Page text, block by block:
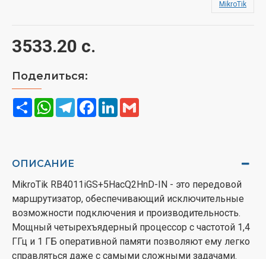
3533.20 с.
MikroTik
Поделиться:
Share WhatsAppTelegramFacebook
LinkedIn
ОПИСАНИЕ
MikroTik RB4011iGS+5HacQ2HnD-IN - это передовой
маршрутизатор, обеспечивающий исключительные
возможности подключения и производительность.
Мощный четырехъядерный процессор с частотой 1,4
ГГц и 1 ГБ оперативной памяти позволяют ему легко
справляться даже с самыми сложными задачами.